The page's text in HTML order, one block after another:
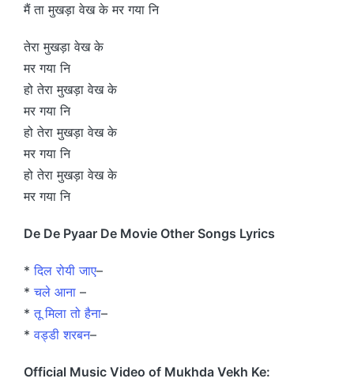
मैं ता मुखड़ा वेख के मर गया नि
तेरा मुखड़ा वेख के
मर गया नि
हो तेरा मुखड़ा वेख के
मर गया नि
हो तेरा मुखड़ा वेख के
मर गया नि
हो तेरा मुखड़ा वेख के
मर गया नि
De De Pyaar De Movie Other Songs Lyrics
*दिल रोयी जाए–
*चले आना –
*तू मिला तो हैना–
*वड्डी शरबन–
Official Music Video of Mukhda Vekh Ke: